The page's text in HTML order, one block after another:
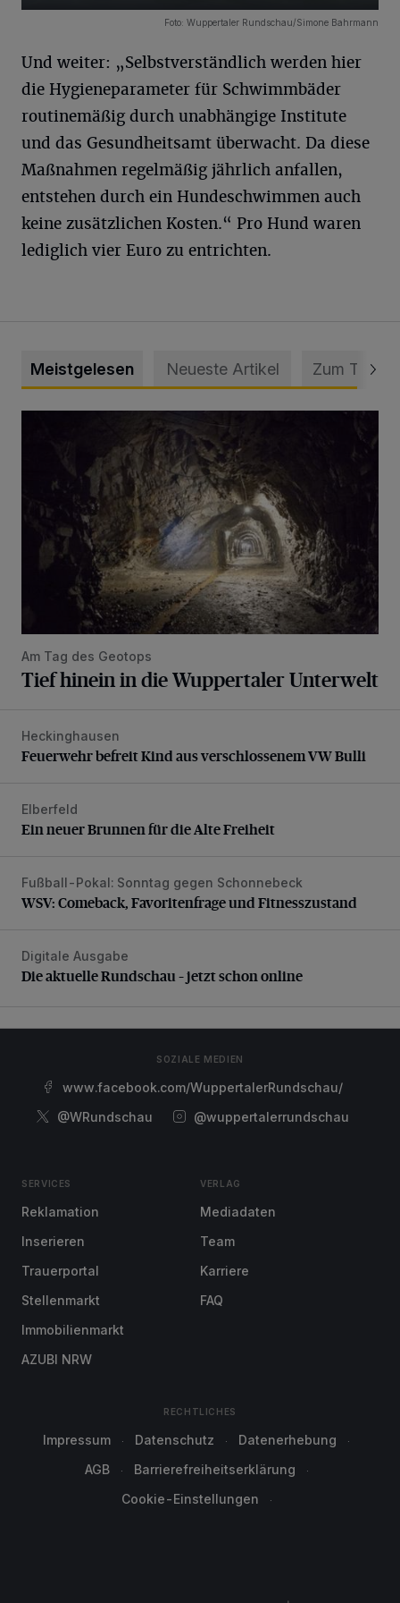
Foto: Wuppertaler Rundschau/Simone Bahrmann
Und weiter: „Selbstverständlich werden hier
die Hygieneparameter für Schwimmbäder
routinemäßig durch unabhängige Institute
und das Gesundheitsamt überwacht. Da diese
Maßnahmen regelmäßig jährlich anfallen,
entstehen durch ein Hundeschwimmen auch
keine zusätzlichen Kosten.“ Pro Hund waren
lediglich vier Euro zu entrichten.
Meistgelesen Neueste Artikel Zum Thema
Am Tag des Geotops
Tief hinein in die Wuppertaler Unterwelt
Feuerwehr befreit Kind aus verschlossenem VW Bulli
Heckinghausen
Feuerwehr befreit Kind aus verschlossenem VW Bulli
Ein neuer Brunnen für die Alte Freiheit
Elberfeld
Ein neuer Brunnen für die Alte Freiheit
WSV: Comeback, Favoritenfrage und Fitnesszustand
Fußball-Pokal: Sonntag gegen Schonnebeck
WSV: Comeback, Favoritenfrage und Fitnesszustand
Die aktuelle Rundschau – jetzt schon online
Digitale Ausgabe
Die aktuelle Rundschau – jetzt schon online
SOZIALE MEDIEN
www.facebook.com/WuppertalerRundschau/
@WRundschau
@wuppertalerrundschau
SERVICES
Reklamation
Inserieren
Trauerportal
Stellenmarkt
Immobilienmarkt
AZUBI NRW
VERLAG
Mediadaten
Team
Karriere
FAQ
RECHTLICHES
Impressum Datenschutz
Datenerhebung
AGB
Barrierefreiheitserklärung
Cookie-Einstellungen